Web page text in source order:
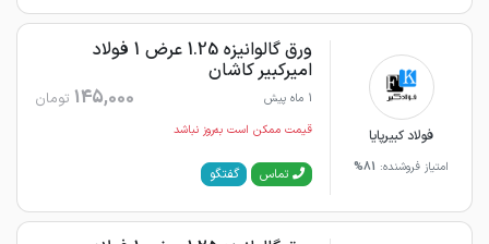
فولاد کبیرپایا
امتیاز فروشنده: 81%
ورق گالوانیزه 1.25 عرض 1 فولاد
امیرکبیر کاشان
1 ماه پیش 145,000 تومان
قیمت ممکن است به‌روز نباشد
تماس گفتگو